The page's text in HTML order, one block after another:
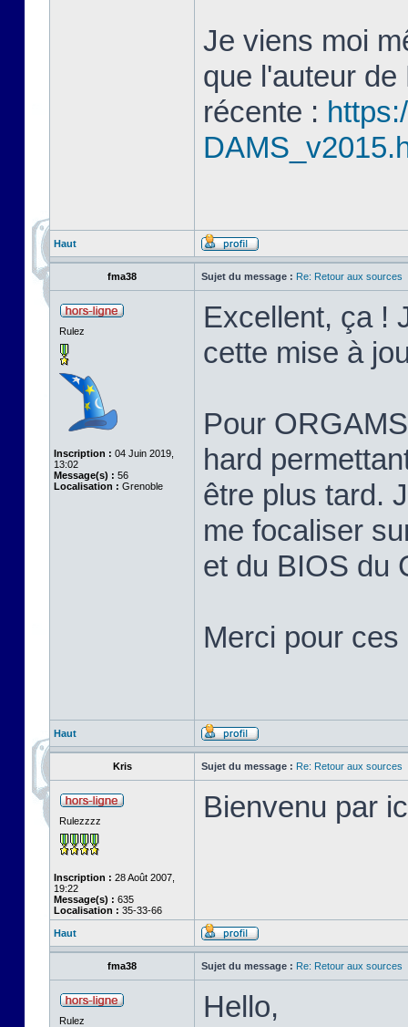
Je viens moi
que l'auteur
récente :
Haut
fma38 Sujet du message : Re: Retour aux sources
Rulez
Inscription : 04 Juin 2019,
13:02
Message(s) : 56
Localisation : Grenoble
Excellent, ça !
cette mise à
Pour
hard
être plus tard.
me focaliser
et du BIOS du
Merci pour ces
Haut
Kris Sujet du message : Re: Retour aux sources
Rulezzzz
Inscription : 28 Août 2007,
19:22
Message(s) : 635
Localisation : 35-33-66
Bienvenu par
Haut
fma38 Sujet du message : Re: Retour aux sources
Rulez Hello,